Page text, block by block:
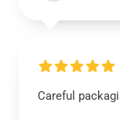
Careful